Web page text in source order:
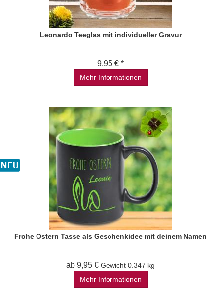
Leonardo Teeglas mit individueller Gravur
9,95 € *
Mehr Informationen
Frohe Ostern Tasse als Geschenkidee mit deinem Namen
ab 9,95 € Gewicht 0.347 kg
Mehr Informationen